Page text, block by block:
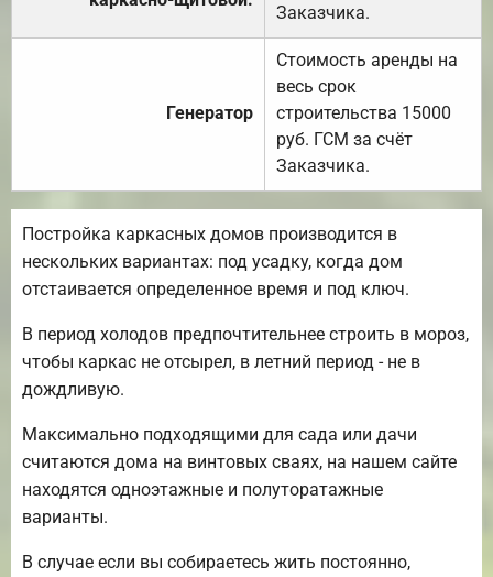
Заказчика.
Генератор
Стоимость аренды на
весь срок
строительства 15000
руб. ГСМ за счёт
Заказчика.
Постройка каркасных домов производится в
нескольких вариантах: под усадку, когда дом
отстаивается определенное время и под ключ.
В период холодов предпочтительнее строить в мороз,
чтобы каркас не отсырел, в летний период - не в
дождливую.
Максимально подходящими для сада или дачи
считаются дома на винтовых сваях, на нашем сайте
находятся одноэтажные и полуторатажные
варианты.
В случае если вы собираетесь жить постоянно,